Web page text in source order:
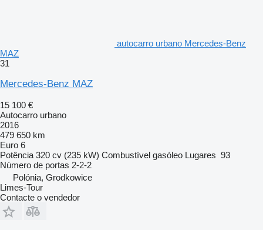
autocarro urbano Mercedes-Benz
MAZ
31
Mercedes-Benz MAZ
15 100 €
Autocarro urbano
2016
479 650 km
Euro 6
Potência 320 cv (235 kW) Combustível gasóleo Lugares 93
Número de portas 2-2-2
Polónia, Grodkowice
Limes-Tour
Contacte o vendedor